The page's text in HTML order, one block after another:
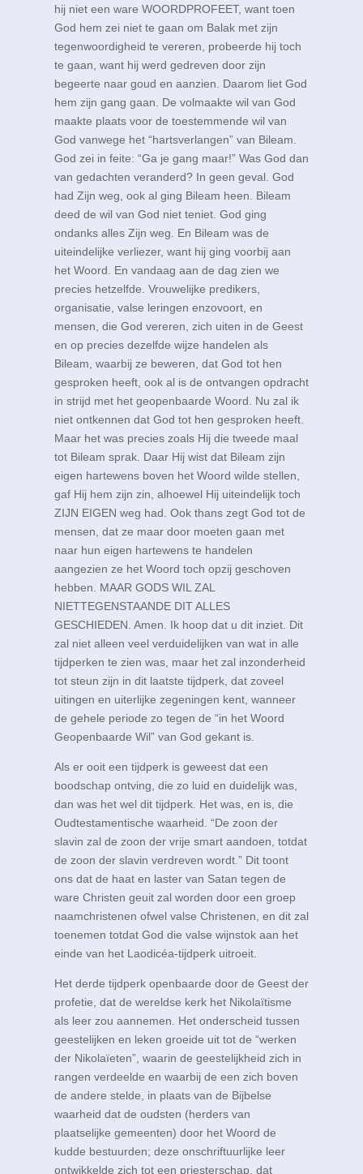
hij niet een ware WOORDPROFEET, want toen
God hem zei niet te gaan om Balak met zijn
tegenwoordigheid te vereren, probeerde hij toch
te gaan, want hij werd gedreven door zijn
begeerte naar goud en aanzien. Daarom liet God
hem zijn gang gaan. De volmaakte wil van God
maakte plaats voor de toestemmende wil van
God vanwege het “hartsverlangen” van Bileam.
God zei in feite: “Ga je gang maar!” Was God dan
van gedachten veranderd? In geen geval. God
had Zijn weg, ook al ging Bileam heen. Bileam
deed de wil van God niet teniet. God ging
ondanks alles Zijn weg. En Bileam was de
uiteindelijke verliezer, want hij ging voorbij aan
het Woord. En vandaag aan de dag zien we
precies hetzelfde. Vrouwelijke predikers,
organisatie, valse leringen enzovoort, en
mensen, die God vereren, zich uiten in de Geest
en op precies dezelfde wijze handelen als
Bileam, waarbij ze beweren, dat God tot hen
gesproken heeft, ook al is de ontvangen opdracht
in strijd met het geopenbaarde Woord. Nu zal ik
niet ontkennen dat God tot hen gesproken heeft.
Maar het was precies zoals Hij die tweede maal
tot Bileam sprak. Daar Hij wist dat Bileam zijn
eigen hartewens boven het Woord wilde stellen,
gaf Hij hem zijn zin, alhoewel Hij uiteindelijk toch
ZIJN EIGEN weg had. Ook thans zegt God tot de
mensen, dat ze maar door moeten gaan met
naar hun eigen hartewens te handelen
aangezien ze het Woord toch opzij geschoven
hebben. MAAR GODS WIL ZAL
NIETTEGENSTAANDE DIT ALLES
GESCHIEDEN. Amen. Ik hoop dat u dit inziet. Dit
zal niet alleen veel verduidelijken van wat in alle
tijdperken te zien was, maar het zal inzonderheid
tot steun zijn in dit laatste tijdperk, dat zoveel
uitingen en uiterlijke zegeningen kent, wanneer
de gehele periode zo tegen de “in het Woord
Geopenbaarde Wil” van God gekant is.
Als er ooit een tijdperk is geweest dat een
boodschap ontving, die zo luid en duidelijk was,
dan was het wel dit tijdperk. Het was, en is, die
Oudtestamentische waarheid. “De zoon der
slavin zal de zoon der vrije smart aandoen, totdat
de zoon der slavin verdreven wordt.” Dit toont
ons dat de haat en laster van Satan tegen de
ware Christen geuit zal worden door een groep
naamchristenen ofwel valse Christenen, en dit zal
toenemen totdat God die valse wijnstok aan het
einde van het Laodicéa-tijdperk uitroeit.
Het derde tijdperk openbaarde door de Geest der
profetie, dat de wereldse kerk het Nikolaïtisme
als leer zou aannemen. Het onderscheid tussen
geestelijken en leken groeide uit tot de “werken
der Nikolaïeten”, waarin de geestelijkheid zich in
rangen verdeelde en waarbij de een zich boven
de andere stelde, in plaats van de Bijbelse
waarheid dat de oudsten (herders van
plaatselijke gemeenten) door het Woord de
kudde bestuurden; deze onschriftuurlijke leer
ontwikkelde zich tot een priesterschap, dat